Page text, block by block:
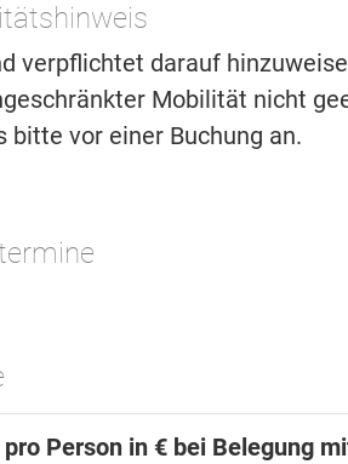
verpflichtet darauf
Mobilität nicht
bitte vor einer Buchung an.
Person in € bei Belegung